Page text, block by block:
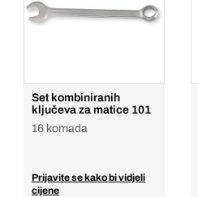
Set kombiniranih
ključeva za matice 101
16 komada
Prijavite se kako bi vidjeli
cijene